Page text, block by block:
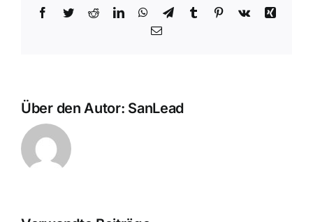
Facebook
TwitterRedditLinkedInWhatsApp
Telegramm
Tumblr Pinterest
Vk
Xing
E-
Über den Autor: SanLead